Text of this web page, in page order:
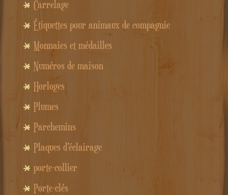
Carrelage
Étiquettes pour animaux de compagnie
Monnaies et médailles
Numéros de maison
Horloges
Plumes
Parchemins
Plaques d'éclairage
porte-collier
Porte-clés